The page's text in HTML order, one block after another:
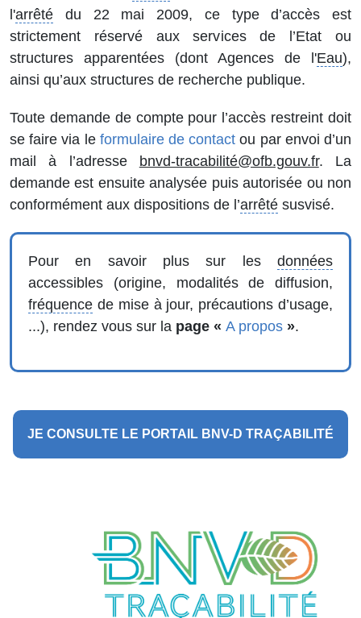
l'arrêté du 22 mai 2009, ce type d’accès est
strictement réservé aux services de l’Etat ou
structures apparentées (dont Agences de l'Eau),
ainsi qu’aux structures de recherche publique.
Toute demande de compte pour l’accès restreint doit
se faire via le formulaire de contact ou par envoi d’un
mail à l’adresse
bnvd-tracabilité@ofb.gouv.fr. La
demande est ensuite analysée puis autorisée ou non
conformément aux dispositions de l’arrêté susvisé.
Pour en savoir plus sur les données
accessibles (origine, modalités de diffusion,
fréquence de mise à jour, précautions d’usage,
...), rendez vous sur la page « A propos ».